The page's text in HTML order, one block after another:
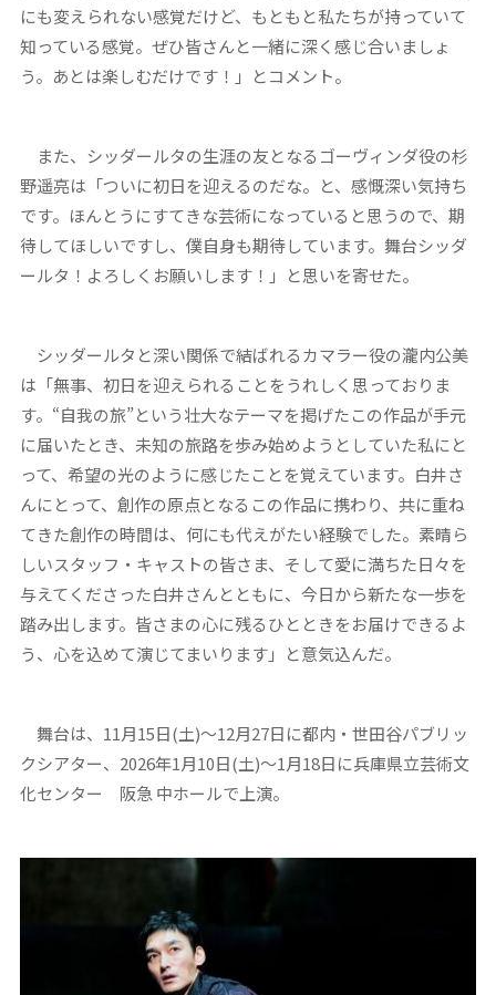
にも変えられない感覚だけど、もともと私たちが持っていて
知っている感覚。ぜひ皆さんと一緒に深く感じ合いましょ
う。あとは楽しむだけです！」とコメント。
また、シッダールタの生涯の友となるゴーヴィンダ役の杉
野遥亮は「ついに初日を迎えるのだな。と、感慨深い気持ち
です。ほんとうにすてきな芸術になっていると思うので、期
待してほしいですし、僕自身も期待しています。舞台シッダ
ールタ！よろしくお願いします！」と思いを寄せた。
シッダールタと深い関係で結ばれるカマラー役の瀧内公美
は「無事、初日を迎えられることをうれしく思っておりま
す。“自我の旅”という壮大なテーマを掲げたこの作品が手元
に届いたとき、未知の旅路を歩み始めようとしていた私にと
って、希望の光のように感じたことを覚えています。白井さ
んにとって、創作の原点となるこの作品に携わり、共に重ね
てきた創作の時間は、何にも代えがたい経験でした。素晴ら
しいスタッフ・キャストの皆さま、そして愛に満ちた日々を
与えてくださった白井さんとともに、今日から新たな一歩を
踏み出します。皆さまの心に残るひとときをお届けできるよ
う、心を込めて演じてまいります」と意気込んだ。
舞台は、11月15日(土)～12月27日に都内・世田谷パブリッ
クシアター、2026年1月10日(土)～1月18日に兵庫県立芸術文
化センター 阪急 中ホールで上演。